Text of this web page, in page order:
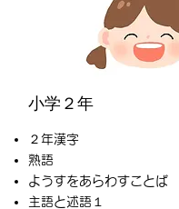
小学２年
２年​漢字
熟語
ようすをあらわすことば
​主語と述語１